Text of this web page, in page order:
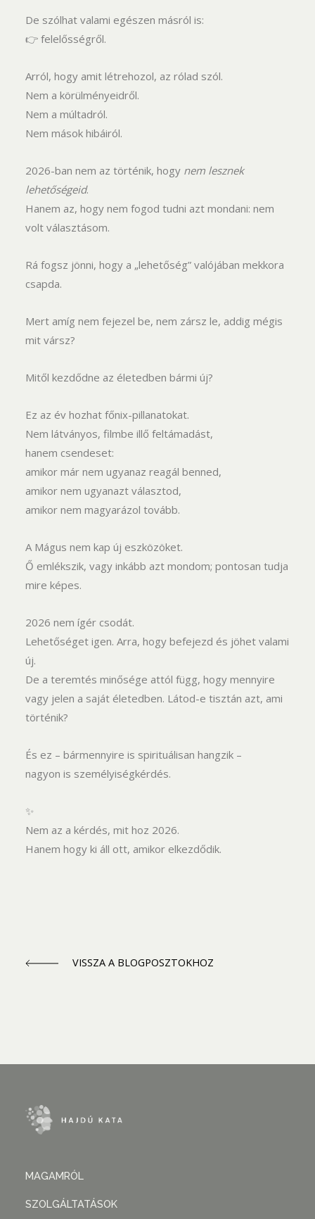
De szólhat valami egészen másról is:
👉 felelősségről.
Arról, hogy amit létrehozol, az rólad szól.
Nem a körülményeidről.
Nem a múltadról.
Nem mások hibáiról.
2026-ban nem az történik, hogy nem lesznek
lehetőségeid.
Hanem az, hogy nem fogod tudni azt mondani: nem
volt választásom.
Rá fogsz jönni, hogy a „lehetőség” valójában mekkora
csapda.
Mert amíg nem fejezel be, nem zársz le, addig mégis
mit vársz?
Mitől kezdődne az életedben bármi új?
Ez az év hozhat főnix-pillanatokat.
Nem látványos, filmbe illő feltámadást,
hanem csendeset:
amikor már nem ugyanaz reagál benned,
amikor nem ugyanazt választod,
amikor nem magyarázol tovább.
A Mágus nem kap új eszközöket.
Ő emlékszik, vagy inkább azt mondom; pontosan tudja
mire képes.
2026 nem ígér csodát.
Lehetőséget igen. Arra, hogy befejezd és jöhet valami
új.
De a teremtés minősége attól függ, hogy mennyire
vagy jelen a saját életedben. Látod-e tisztán azt, ami
történik?
És ez – bármennyire is spirituálisan hangzik –
nagyon is személyiségkérdés.
✨
Nem az a kérdés, mit hoz 2026.
Hanem hogy ki áll ott, amikor elkezdődik.
VISSZA A BLOGPOSZTOKHOZ
MAGAMRÓL
SZOLGÁLTATÁSOK